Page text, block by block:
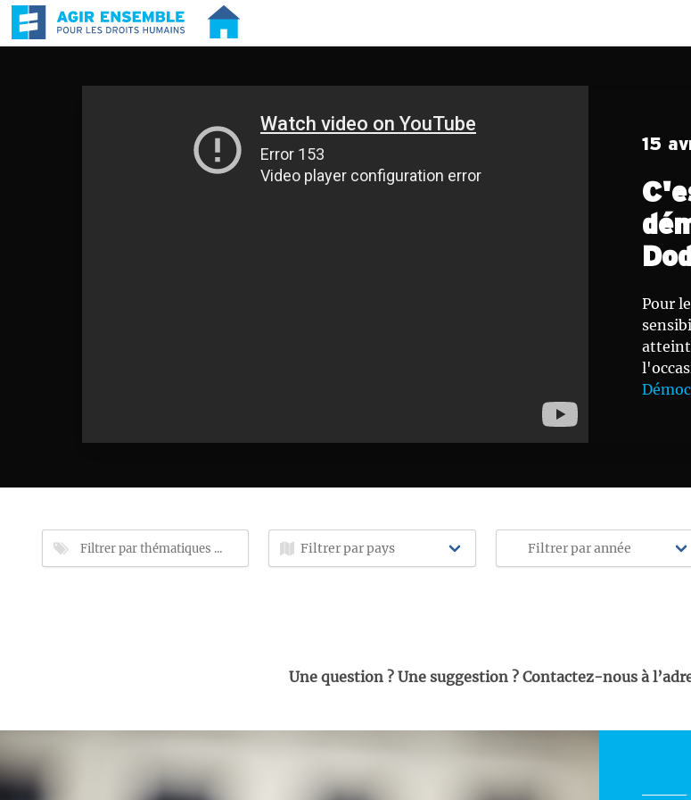
15
Pour
Une question ? Une suggestion ? Contactez-nous à